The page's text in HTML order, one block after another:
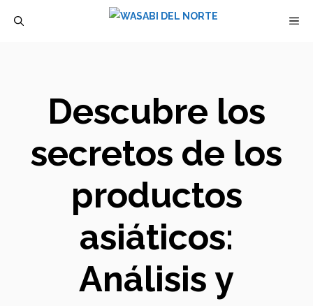
Descubre los
secretos de los
productos
asiáticos:
Análisis y